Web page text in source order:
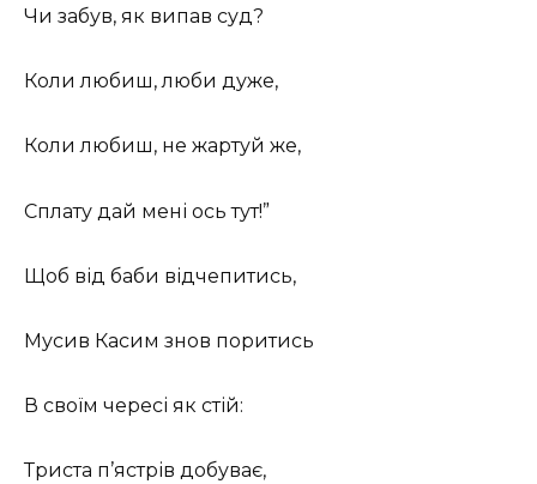
Чи забув, як випав суд?
Коли любиш, люби дуже,
Коли любиш, не жартуй же,
Сплату дай мені ось тут!”
Щоб від баби відчепитись,
Мусив Касим знов поритись
В своїм чересі як стій:
Триста п’ястрів добуває,